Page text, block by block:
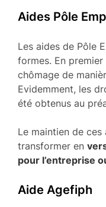
Aides Pôle
Les aides de Pôle
formes. En
chômage de
Evidemment, les
été obtenus au
Le maintien de
transformer en
pour l’entreprise
Aide Agefiph